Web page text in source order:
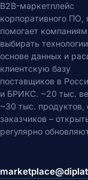
B2B-маркетплейс
корпоративного ПО,
помогает компаниям
выбирать
основе данных и
клиентскую базу
поставщиков в
и БРИКС. ~20 тыс.
~30 тыс. продуктов,
заказчиков –
регулярно